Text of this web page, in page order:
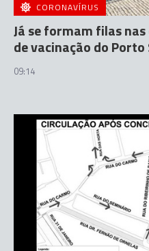
CORONAVÍRUS
Já se formam filas
de vacinação do
09:14